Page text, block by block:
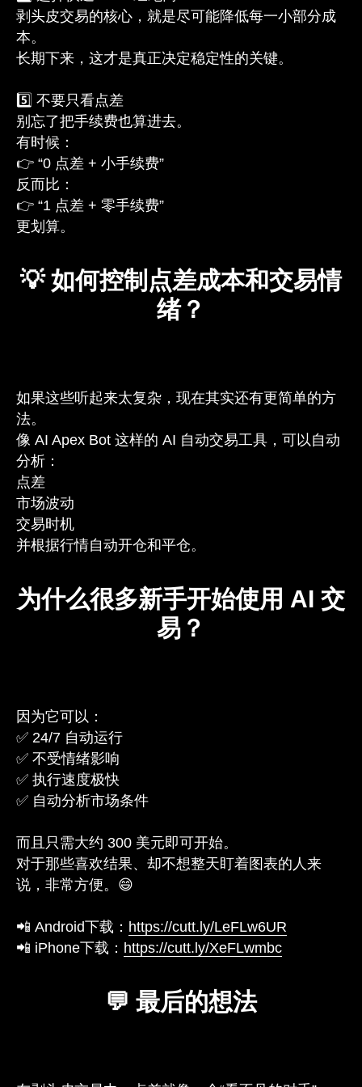
剥头皮交易的核心，就是尽可能降低每一小部分成
本。
长期下来，这才是真正决定稳定性的关键。
5️⃣ 不要只看点差
别忘了把手续费也算进去。
有时候：
👉 “0 点差 + 小手续费”
反而比：
👉 “1 点差 + 零手续费”
更划算。
💡 如何控制点差成本和交易情
绪？
如果这些听起来太复杂，现在其实还有更简单的方
法。
像 AI Apex Bot 这样的 AI 自动交易工具，可以自动
分析：
点差
市场波动
交易时机
并根据行情自动开仓和平仓。
为什么很多新手开始使用 AI 交
易？
因为它可以：
✅ 24/7 自动运行
✅ 不受情绪影响
✅ 执行速度极快
✅ 自动分析市场条件
而且只需大约 300 美元即可开始。
对于那些喜欢结果、却不想整天盯着图表的人来
说，非常方便。😄
📲 Android下载： https://cutt.ly/LeFLw6UR
📲 iPhone下载： https://cutt.ly/XeFLwmbc
💬 最后的想法